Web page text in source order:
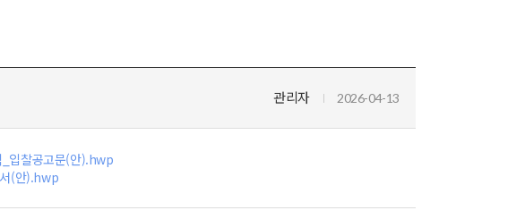
관리자 2026-04-13
_입찰공고문(안).hwp
(안).hwp